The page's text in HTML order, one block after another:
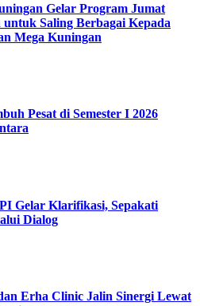
Gelar Program Jumat
Saling Berbagai Kepada
Mega Kuningan
Pesat di Semester I 2026
Gelar Klarifikasi, Sepakati
Dialog
Erha Clinic Jalin Sinergi Lewat